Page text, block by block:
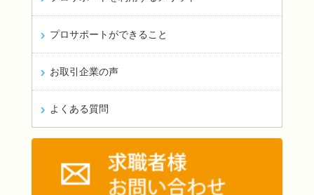
プロサポートができること
お取引企業の声
よくある質問